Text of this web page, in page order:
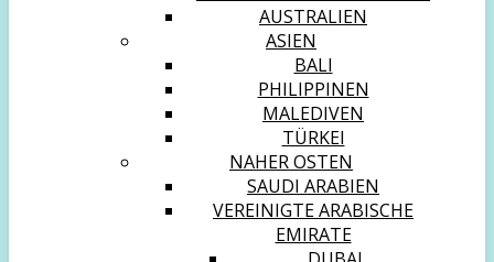
AUSTRALIEN
ASIEN
BALI
PHILIPPINEN
MALEDIVEN
TÜRKEI
NAHER OSTEN
SAUDI ARABIEN
VEREINIGTE ARABISCHE
EMIRATE